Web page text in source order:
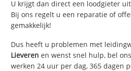
U krijgt dan direct een loodgieter uit
Bij ons regelt u een reparatie of
gemakkelijk!
Dus heeft u problemen met
Lieveren en wenst snel hulp, bel
werken 24 uur per dag, 365 dagen